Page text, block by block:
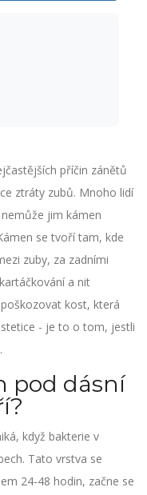
příčin zánětů
ztráty zubů. Mnoho lidí
jim kámen
se tvoří tam, kde
zuby, za zadními
a nit
kost, která
- je to o tom, jestli
pod dásní
když bakterie v
Tato vrstva se
24-48 hodin, začne se